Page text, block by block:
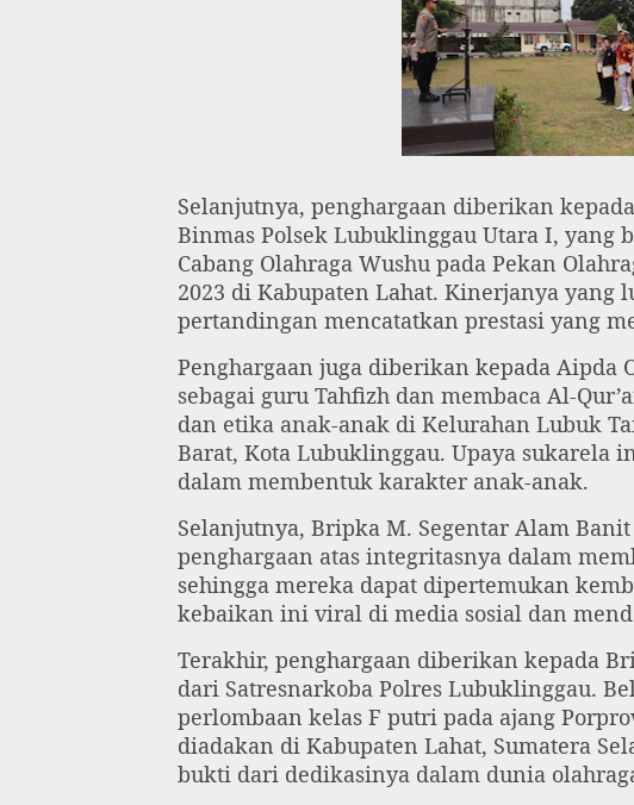
Selanjutnya, penghargaan diberikan
Binmas Polsek Lubuklinggau Utara I, yang
Cabang Olahraga Wushu pada Pekan
2023 di Kabupaten Lahat. Kinerjanya yang
pertandingan mencatatkan prestasi yang
Penghargaan juga diberikan kepada Aipda
sebagai guru Tahfizh dan membaca Al-
dan etika anak-anak di Kelurahan Lubuk
Barat, Kota Lubuklinggau. Upaya sukarela
dalam membentuk karakter anak-anak.
Selanjutnya, Bripka M. Segentar Alam
penghargaan atas integritasnya dalam
sehingga mereka dapat dipertemukan
kebaikan ini viral di media sosial dan
Terakhir, penghargaan diberikan kepada
dari Satresnarkoba Polres Lubuklinggau.
perlombaan kelas F putri pada ajang
diadakan di Kabupaten Lahat, Sumatera
bukti dari dedikasinya dalam dunia